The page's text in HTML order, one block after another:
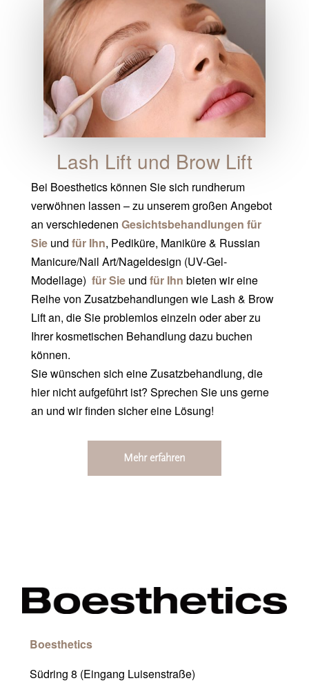
Lash Lift und Brow Lift
Bei Boesthetics können Sie sich rundherum
verwöhnen lassen – zu unserem großen Angebot
an verschiedenen Gesichtsbehandlungen für
Sie und für Ihn, Pediküre, Maniküre & Russian
Manicure/Nail Art/Nageldesign (UV-Gel-
Modellage) für Sie und für Ihn bieten wir eine
Reihe von Zusatzbehandlungen wie Lash & Brow
Liftan, dieSieproblemlos einzeln oder aber zu
Ihrer kosmetischen Behandlung dazu buchen
können.
Sie wünschen sich eine Zusatzbehandlung, die
hier nicht aufgeführt ist? Sprechen Sie uns gerne
an und wir finden sicher eine Lösung!
Mehr erfahren
Boesthetics
Südring 8 (Eingang Luisenstraße)